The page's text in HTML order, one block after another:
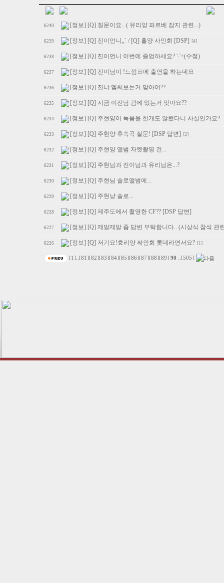
6240 [정보] [Q] 질문이요.. ( 유리양 파르베 잡지 관련...)
6239 [정보] [Q] 진이언니,,` / [Q] 횰양 사인회 [DSP] [4]
6238 [정보] [Q] 진이언니 이번에 졸업하세요? '-'+(수정)
6237 [정보] [Q] 진이님이 !느낌표에 출연을 하는데요
6236 [정보] [Q] 진냐 엠씨보는거 맞아여??
6235 [정보] [Q] 지금 이진님 괌에 있는거 맞아요??
6234 [정보] [Q] 주현양이 녹음을 한개도 않했다니 사실인가요?
6233 [정보] [Q] 주현양 후속곡 질문! [DSP 답변] [2]
6232 [정보] [Q] 주현양 앨범 자켓촬영 건...
6231 [정보] [Q] 주현님과 진이님과 유리님은...?
6230 [정보] [Q] 주현님 솔로앨범에...
6229 [정보] [Q] 주현냥 솔로...
6228 [정보] [Q] 제주도에서 촬영한 CF?? [DSP 답변]
6227 [정보] [Q] 제발제발 좀 답변 부탁합니다.. (시상식 참석 관
6226 [정보] [Q] 저기요!효리양 싸인회 롯데라면서요? [1]
[1] [81] [82] [83] [84] [85] [86] [87] [88] [89] 90 [505]